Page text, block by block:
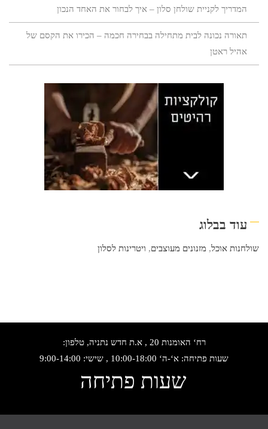
המדריך לקניית שולחן סלון – איך לבחור את האחד הנכון
תאורה נכונה לבית מתחילה בבחירה חכמה – הכירו את הקסם של
אהיל ראטן
עוד בבלוג
שולחנות אוכל, מזנונים מעוצבים, ויטרינות לסלון
רח‘ האומנות 20 , א.ת חדש נתניה, טלפון:
שעות פתיחה: א‘-ה‘ 10:00-18:00 , שישי: 9:00-14:00
שעות פתיחה